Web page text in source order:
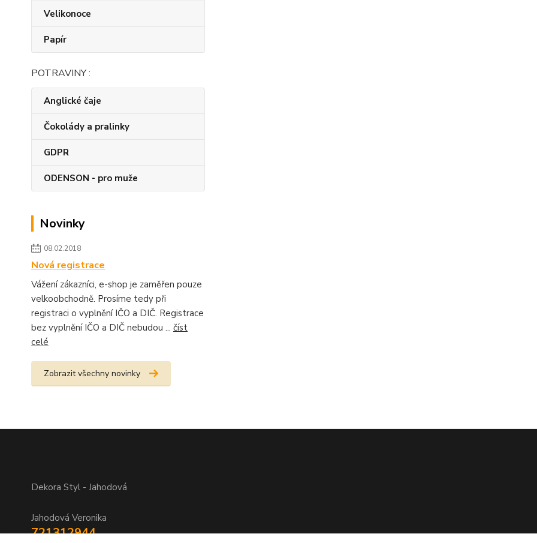
Velikonoce
Papír
POTRAVINY :
Anglické čaje
Čokolády a pralinky
GDPR
ODENSON - pro muže
Novinky
08.02.2018
Nová registrace
Vážení zákazníci, e-shop je zaměřen pouze
velkoobchodně. Prosíme tedy při
registraci o vyplnění IČO a DIČ. Registrace
bez vyplnění IČO a DIČ nebudou ... číst
celé
Zobrazit všechny novinky
Dekora Styl - Jahodová
Jahodová Veronika
721312944